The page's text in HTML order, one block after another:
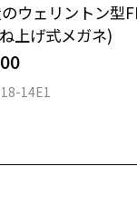
ウェリントン型
上げ式メガネ)
14E1